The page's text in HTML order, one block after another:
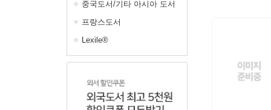
중국도서/기타 아시아 도서
프랑스도서
Lexile®